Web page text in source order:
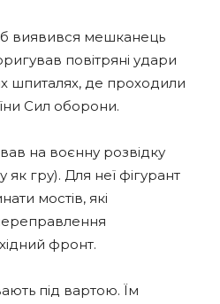
виявився мешканець
повітряні удари
шпиталях, де проходили
Сил оборони.
на воєнну розвідку
як гру). Для неї фігурант
мостів, які
фронт.
під вартою. Їм